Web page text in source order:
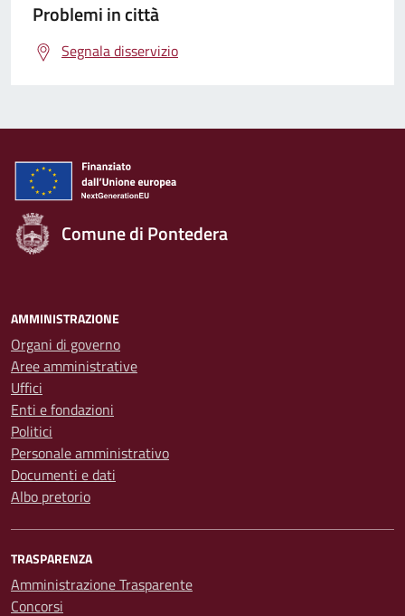
Problemi in città
Segnala disservizio
Comune di Pontedera
AMMINISTRAZIONE
Organi di governo
Aree amministrative
Uffici
Enti e fondazioni
Politici
Personale amministrativo
Documenti e dati
Albo pretorio
TRASPARENZA
Amministrazione Trasparente
Concorsi